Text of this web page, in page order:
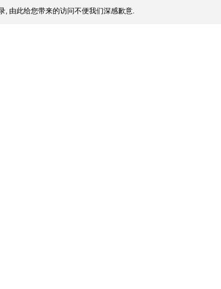
, 由此给您带来的访问不便我们深感歉意.